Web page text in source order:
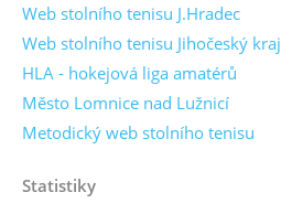
Web stolního tenisu J.Hradec
Web stolního tenisu Jihočeský kraj
HLA - hokejová liga amatérů
Město Lomnice nad Lužnicí
Metodický web stolního tenisu
Statistiky